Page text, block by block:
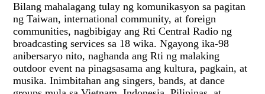
Bilang mahalagang tulay ng komunikasyon sa pagitan
ng Taiwan, international community, at foreign
communities, nagbibigay ang Rti Central Radio ng
broadcasting services sa 18 wika. Ngayong ika-98
anibersaryo nito, naghanda ang Rti ng malaking
outdoor event na pinagsasama ang kultura, pagkain, at
musika. Inimbitahan ang singers, bands, at dance